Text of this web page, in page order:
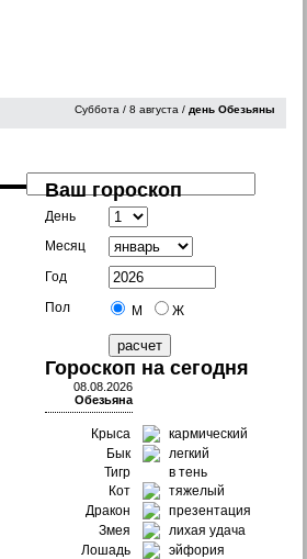
Суббота / 8 августа / день Обезьяны
Ваш гороскоп
День
Месяц
Год
Пол
М Ж
Гороскоп на сегодня
08.08.2026
Обезьяна
Крыса
кармический
Бык
легкий
Тигр
в тень
Кот
тяжелый
Дракон
презентация
Змея
лихая удача
Лошадь
эйфория